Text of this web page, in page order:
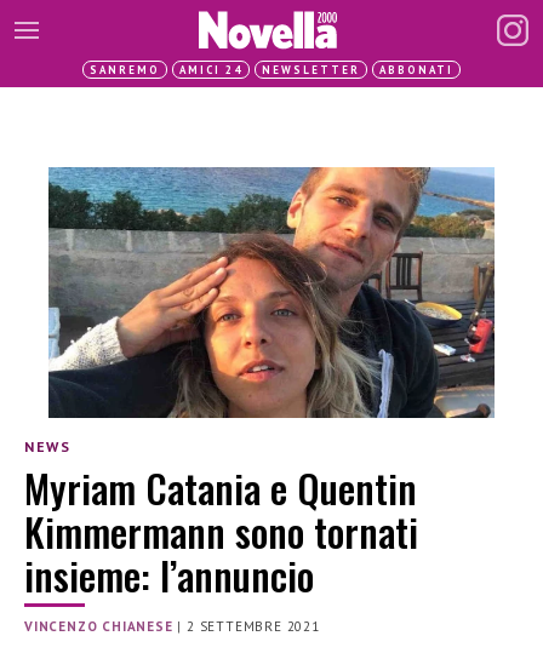
SANREMO AMICI 24 NEWSLETTER ABBONATI
NEWS
Myriam Catania e Quentin
Kimmermann sono tornati
insieme: l’annuncio
VINCENZO CHIANESE |2 SETTEMBRE 2021